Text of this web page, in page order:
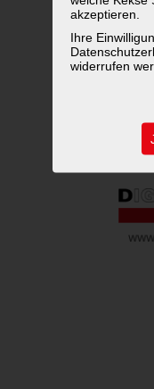
akzeptieren.
Ihre
widerrufen